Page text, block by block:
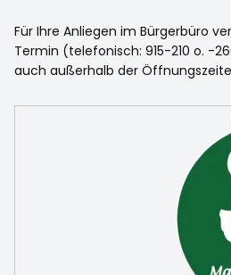
Für Ihre Anliegen im Bürgerbüro
Termin (telefonisch: 915-210 o. -
auch außerhalb der